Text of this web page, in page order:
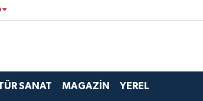
SANAT MAGAZİN YEREL